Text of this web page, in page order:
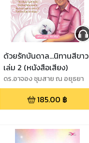
ด้วยรักบันดาล...นิทานสีขาว
เล่ม 2 (หนังสือเสียง)
ดร.อาจอง ชุมสาย ณ อยุธยา
185.00 ฿